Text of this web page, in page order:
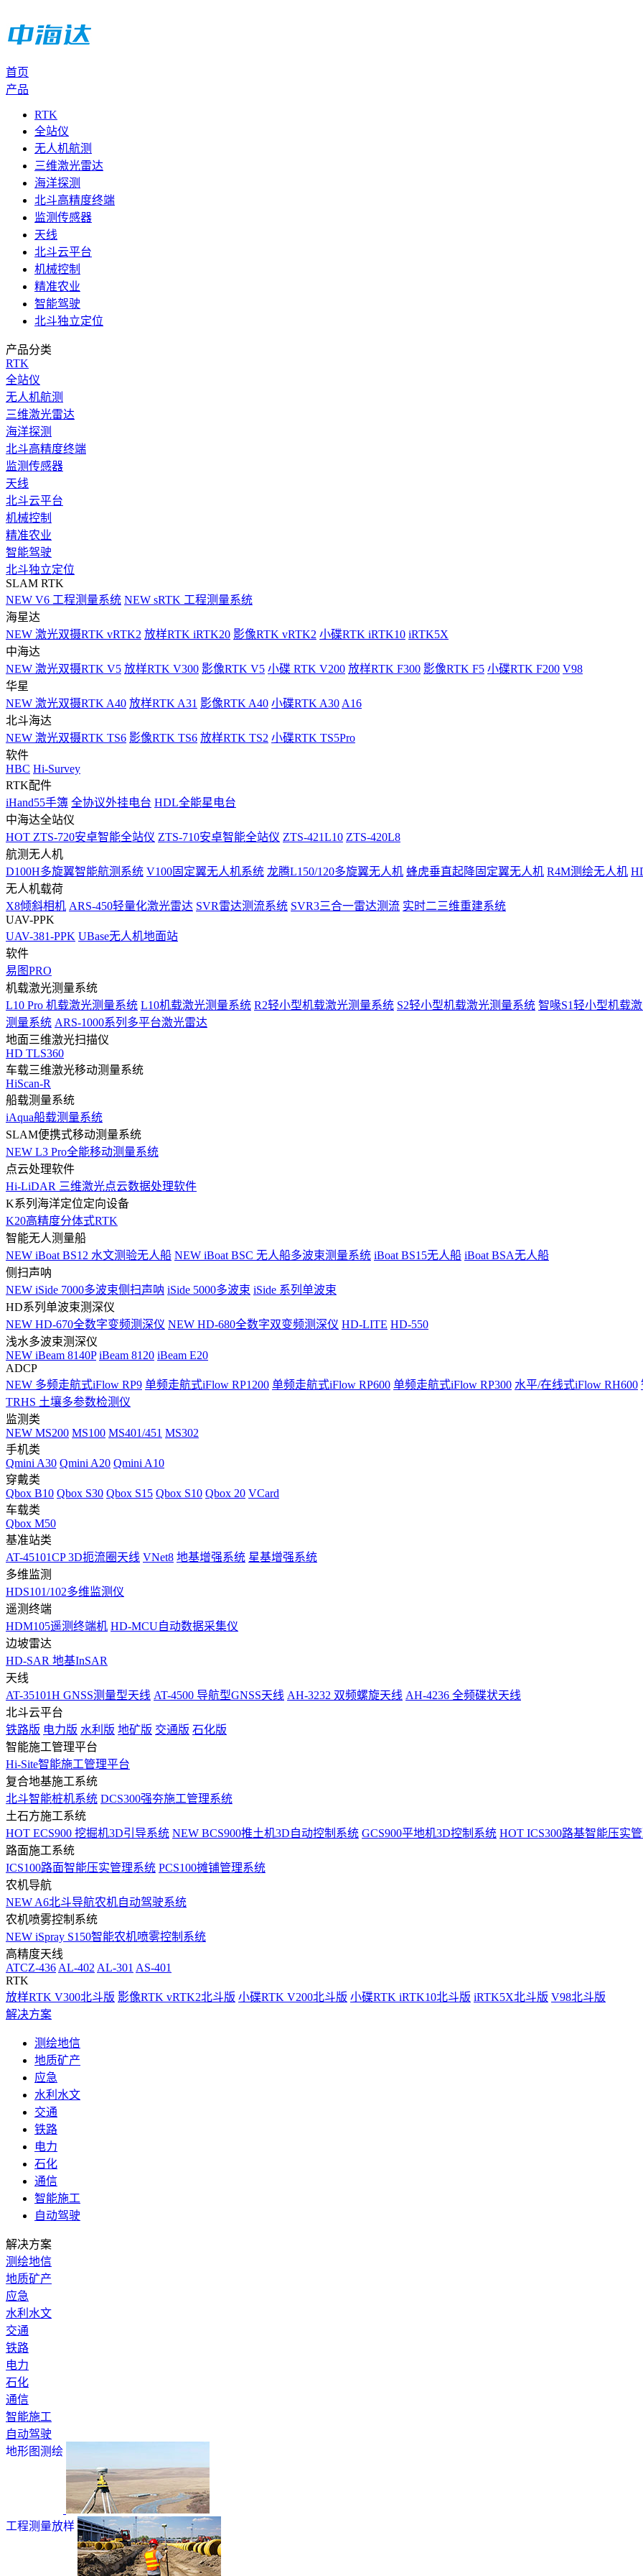
首页
产品
RTK
全站仪
无人机航测
三维激光雷达
海洋探测
北斗高精度终端
监测传感器
天线
北斗云平台
机械控制
精准农业
智能驾驶
北斗独立定位
产品分类
RTK
全站仪
无人机航测
三维激光雷达
海洋探测
北斗高精度终端
监测传感器
天线
北斗云平台
机械控制
精准农业
智能驾驶
北斗独立定位
SLAM RTK
NEW V6 工程测量系统 NEW sRTK 工程测量系统
海星达
NEW 激光双摄RTK vRTK2 放样RTK iRTK20 影像RTK vRTK2 小碟RTK iRTK10 iRTK5X
中海达
NEW 激光双摄RTK V5 放样RTK V300 影像RTK V5 小碟 RTK V200 放样RTK F300 影像RTK F5 小碟RTK F200 V98
华星
NEW 激光双摄RTK A40 放样RTK A31 影像RTK A40 小碟RTK A30 A16
北斗海达
NEW 激光双摄RTK TS6 影像RTK TS6 放样RTK TS2 小碟RTK TS5Pro
软件
HBC Hi-Survey
RTK配件
iHand55手簿 全协议外挂电台 HDL全能星电台
中海达全站仪
HOT ZTS-720安卓智能全站仪 ZTS-710安卓智能全站仪 ZTS-421L10 ZTS-420L8
航测无人机
D100H多旋翼智能航测系统 V100固定翼无人机系统 龙腾L150/120多旋翼无人机 蜂虎垂直起降固定翼无人机 R4M测绘无人机
无人机载荷
X8倾斜相机 ARS-450轻量化激光雷达 SVR雷达测流系统 SVR3三合一雷达测流 实时二三维重建系统
UAV-PPK
UAV-381-PPK UBase无人机地面站
软件
易图PRO
机载激光测量系统
L10 Pro 机载激光测量系统 L10机载激光测量系统 R2轻小型机载激光测量系统 S2轻小型机载激光测量系统 智喙S1轻小型机载
测量系统 ARS-1000系列多平台激光雷达
地面三维激光扫描仪
HD TLS360
车载三维激光移动测量系统
HiScan-R
船载测量系统
iAqua船载测量系统
SLAM便携式移动测量系统
NEW L3 Pro全能移动测量系统
点云处理软件
Hi-LiDAR 三维激光点云数据处理软件
K系列海洋定位定向设备
K20高精度分体式RTK
智能无人测量船
NEW iBoat BS12 水文测验无人船 NEW iBoat BSC 无人船多波束测量系统 iBoat BS15无人船 iBoat BSA无人船
侧扫声呐
NEW iSide 7000多波束侧扫声呐 iSide 5000多波束 iSide 系列单波束
HD系列单波束测深仪
NEW HD-670全数字变频测深仪 NEW HD-680全数字双变频测深仪 HD-LITE HD-550
浅水多波束测深仪
NEW iBeam 8140P iBeam 8120 iBeam E20
ADCP
NEW 多频走航式iFlow RP9 单频走航式iFlow RP1200 单频走航式iFlow RP600 单频走航式iFlow RP300 水平/在线式iFlow RH600
TRHS 土壤多参数检测仪
监测类
NEW MS200 MS100 MS401/451 MS302
手机类
Qmini A30 Qmini A20 Qmini A10
穿戴类
Qbox B10 Qbox S30 Qbox S15 Qbox S10 Qbox 20 VCard
车载类
Qbox M50
基准站类
AT-45101CP 3D扼流圈天线 VNet8 地基增强系统 星基增强系统
多维监测
HDS101/102多维监测仪
遥测终端
HDM105遥测终端机 HD-MCU自动数据采集仪
边坡雷达
HD-SAR 地基InSAR
天线
AT-35101H GNSS测量型天线 AT-4500 导航型GNSS天线 AH-3232 双频螺旋天线 AH-4236 全频碟状天线
北斗云平台
铁路版 电力版 水利版 地矿版 交通版 石化版
智能施工管理平台
Hi-Site智能施工管理平台
复合地基施工系统
北斗智能桩机系统 DCS300强夯施工管理系统
土石方施工系统
HOT ECS900 挖掘机3D引导系统 NEW BCS900推土机3D自动控制系统 GCS900平地机3D控制系统 HOT ICS300路基智能压实
路面施工系统
ICS100路面智能压实管理系统 PCS100摊铺管理系统
农机导航
NEW A6北斗导航农机自动驾驶系统
农机喷雾控制系统
NEW iSpray S150智能农机喷雾控制系统
高精度天线
ATCZ-436 AL-402 AL-301 AS-401
RTK
放样RTK V300北斗版 影像RTK vRTK2北斗版 小碟RTK V200北斗版 小碟RTK iRTK10北斗版 iRTK5X北斗版 V98北斗版
解决方案
测绘地信
地质矿产
应急
水利水文
交通
铁路
电力
石化
通信
智能施工
自动驾驶
解决方案
测绘地信
地质矿产
应急
水利水文
交通
铁路
电力
石化
通信
智能施工
自动驾驶
地形图测绘
工程测量放样